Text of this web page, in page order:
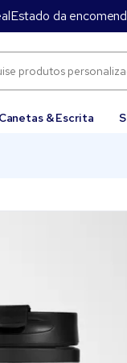
Estado da
Canetas & Escrita